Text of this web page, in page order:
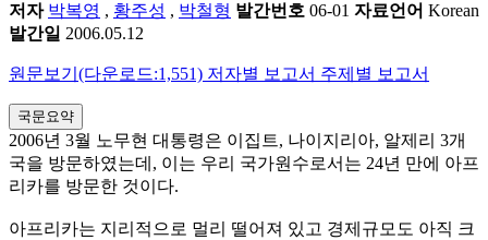
저자 박복영 , 황주성 , 박철형 발간번호 06-01 자료언어 Korean
발간일 2006.05.12
원문보기(다운로드:1,551) 저자별 보고서 주제별 보고서
국문요약
2006년 3월 노무현 대통령은 이집트, 나이지리아, 알제리 3개
국을 방문하였는데, 이는 우리 국가원수로서는 24년 만에 아프
리카를 방문한 것이다.
아프리카는 지리적으로 멀리 떨어져 있고 경제규모도 아직 크